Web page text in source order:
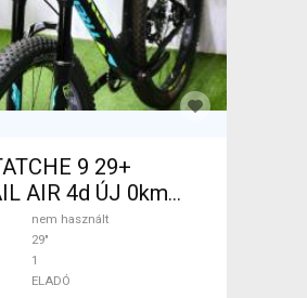
9 29+
AIR 4d ÚJ 0km
Bike 29" elöl
nem használt
nem használt
29"
1
ELADÓ